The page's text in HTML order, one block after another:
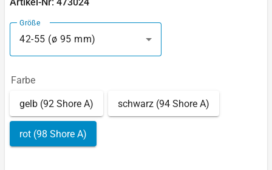
Größe
42-55 (ø 95 mm)
Farbe
gelb (92 Shore A) schwarz (94 Shore A)
rot (98 Shore A)